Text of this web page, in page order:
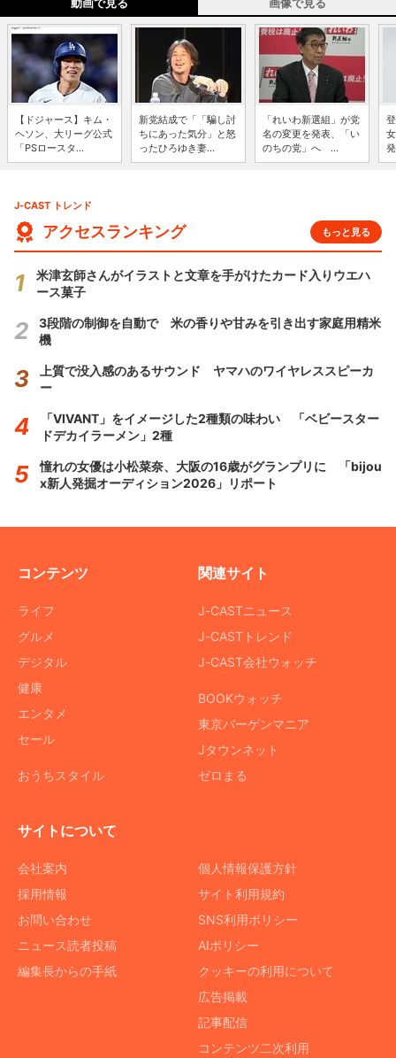
【ドジャース】キム・
ヘソン、大リーグ公式
「PSロースタ...
新党結成で「「騙し討
ちにあった気分」と怒
ったひろゆき妻...
「れいわ新選組」が党
名の変更を発表、「い
のちの党」へ ...
J-CAST トレンド
アクセスランキング もっと見る
米津玄師さんがイラストと文章を手がけたカード入りウエハ
ース菓子
3段階の制御を自動で 米の香りや甘みを引き出す家庭用精米
機
上質で没入感のあるサウンド ヤマハのワイヤレススピーカ
ー
「VIVANT」をイメージした2種類の味わい 「ベビースター
ドデカイラーメン」2種
憧れの女優は小松菜奈、大阪の16歳がグランプリに 「bijou
x新人発掘オーディション2026」リポート
コンテンツ
ライフ
グルメ
デジタル
健康
エンタメ
セール
おうちスタイル
関連サイト
J-CASTニュース
J-CASTトレンド
J-CAST会社ウォッチ
BOOKウォッチ
東京バーゲンマニア
Jタウンネット
ゼロまる
サイトについて
会社案内
採用情報
お問い合わせ
ニュース読者投稿
編集長からの手紙
個人情報保護方針
サイト利用規約
SNS利用ポリシー
AIポリシー
クッキーの利用について
広告掲載
記事配信
コンテンツ二次利用